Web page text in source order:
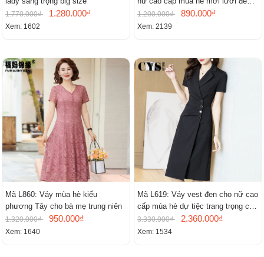
1.770.000₫ 1.280.000₫
Xem: 1602
cao cấp khí chất nhỏ tay ngắn
1.200.000₫ 890.000₫
Xem: 2139
Mã L860: Váy mùa hè kiểu
phương Tây cho bà mẹ trung niên
1.320.000₫ 950.000₫
Xem: 1640
Mã L619: Váy vest đen cho nữ cao
cấp mùa hè dự tiệc trang trọng cao
cấp
3.330.000₫ 2.360.000₫
Xem: 1534